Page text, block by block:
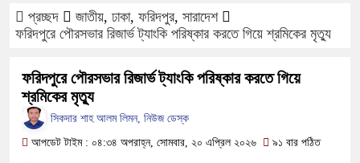
ফরিদপুরে ওজোপাডিকোর উদ্যোগে
বাংলাদেশের আকাশে রহস্যময় আলোর
ফরিদপুরে ট্রিপল মার্ডারঃ ১০ ঘণ্টায়
প্রচ্ছদ জাতীয়, ঢাকা, ফরিদপুর, সারাদেশ
ফরিদপুরে পৌরসভার রিজার্ভ ট্যাংকি পরিষ্কার করতে গিয়ে শ্রমিকের মৃত্যু
ফরিদপুরে পৌরসভার রিজার্ভ ট্যাংকি পরিষ্কার করতে গিয়ে
শ্রমিকের মৃত্যু
সিকদার শাহ আলম লিমন, নিউজ ডেস্ক
আপডেট টাইম : ০৪:৩৪ অপরাহ্ন, সোমবার, ২০ এপ্রিল ২০২৬
৯১ বার পঠিত